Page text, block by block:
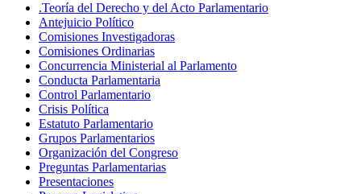
.Teoría del Derecho y del Acto Parlamentario
Antejuicio Político
Comisiones Investigadoras
Comisiones Ordinarias
Concurrencia Ministerial al Parlamento
Conducta Parlamentaria
Control Parlamentario
Crisis Política
Estatuto Parlamentario
Grupos Parlamentarios
Organización del Congreso
Preguntas Parlamentarias
Presentaciones